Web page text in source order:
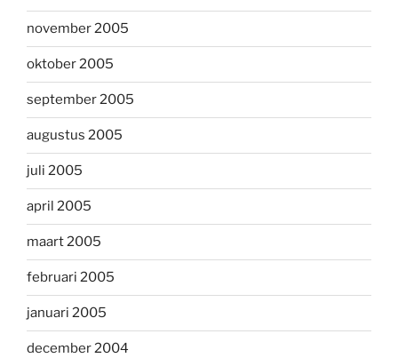
november 2005
oktober 2005
september 2005
augustus 2005
juli 2005
april 2005
maart 2005
februari 2005
januari 2005
december 2004